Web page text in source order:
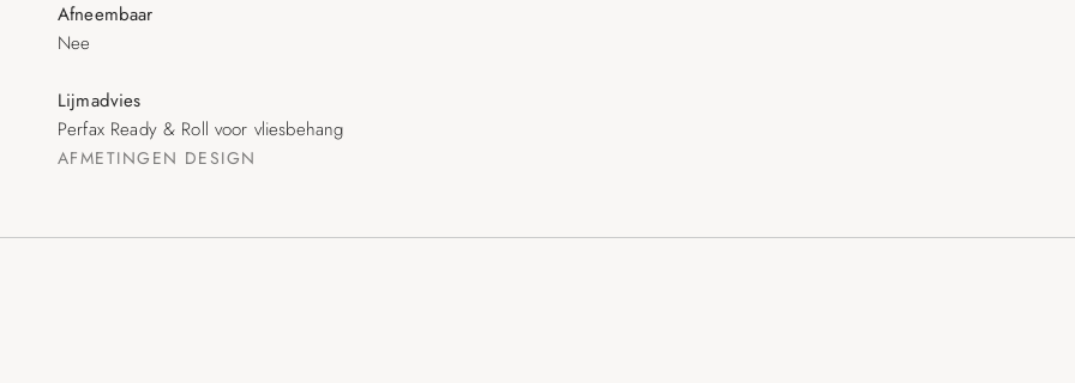
Afneembaar
Nee
Lijmadvies
Perfax Ready & Roll voor vliesbehang
AFMETINGEN DESIGN